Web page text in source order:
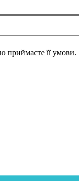
приймаєте її умови.